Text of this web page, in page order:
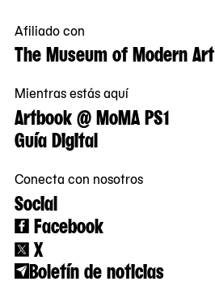
Afiliado con
The Museum of Modern Art
Mientras estás aquí
Artbook @ MoMA PS1
Guía Digital
Conecta con nosotros
Social
Facebook
X
Boletín de noticias